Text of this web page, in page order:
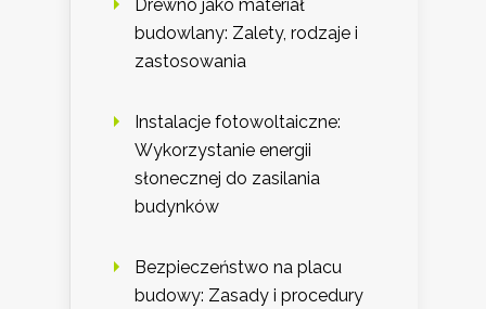
Drewno jako materiał
budowlany: Zalety, rodzaje i
zastosowania
Instalacje fotowoltaiczne:
Wykorzystanie energii
słonecznej do zasilania
budynków
Bezpieczeństwo na placu
budowy: Zasady i procedury